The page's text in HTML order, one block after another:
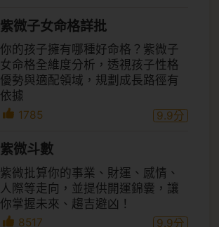
紫微子女命格詳批
你的孩子擁有哪種好命格？紫微子
女命格全維度分析，透視孩子性格
優勢與適配領域，規劃成長路徑有
依據
1785 9.9分
紫微斗數
紫微批算你的事業、財運、感情、
人際等走向，並提供開運錦囊，讓
你掌握未來、趨吉避凶！
8517 9.9分